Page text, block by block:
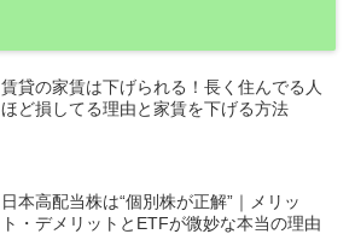
賃貸の家賃は下げられる！長く住んでる人
ほど損してる理由と家賃を下げる方法
日本高配当株は“個別株が正解”｜メリッ
ト・デメリットとETFが微妙な本当の理由